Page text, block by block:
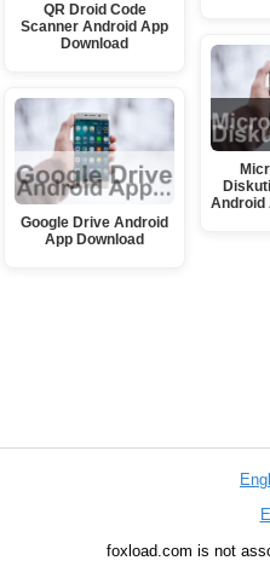
QR Droid Code
Scanner Android App
Download
Google Drive Android
App Download
Android
foxload.com is not